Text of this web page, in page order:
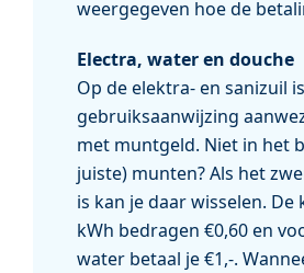
weergegeven hoe de
Electra, water en douche
Op de elektra- en sanizuil
gebruiksaanwijzing
met muntgeld. Niet in het
juiste) munten? Als het
is kan je daar wisselen. De
kWh bedragen €0,60 en
water betaal je €1,-.